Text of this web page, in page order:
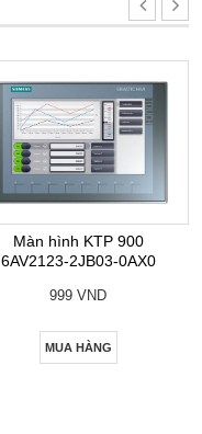
Màn hình KTP 900
6AV2123-2JB03-0AX0
999 VND
MUA HÀNG